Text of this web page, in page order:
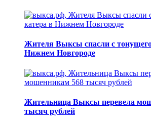
Жителя Выксы спасли с
Нижнем Новгороде
Жительница Выксы перевела
тысяч рублей